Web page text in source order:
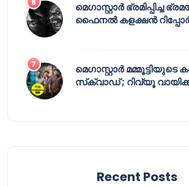
മെഗാസ്റ്റാർ ഭ്രമിപ്പിച്ച
ഫൈനൽ കളക്ഷൻ
മെഗാസ്റ്റാർ മമ്മൂട്ടിയുടെ
സ്‌ക്വാഡ് ; റിവ്യൂ
Recent Posts